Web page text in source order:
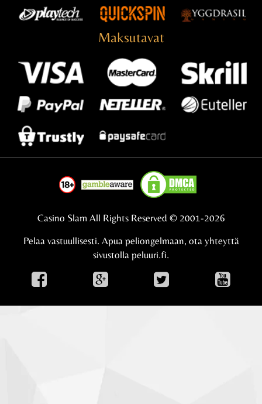
Maksutavat
Casino Slam All Rights Reserved © 2001-2026
Pelaa vastuullisesti. Apua peliongelmaan, ota yhteyttä
sivustolla peluuri.fi.